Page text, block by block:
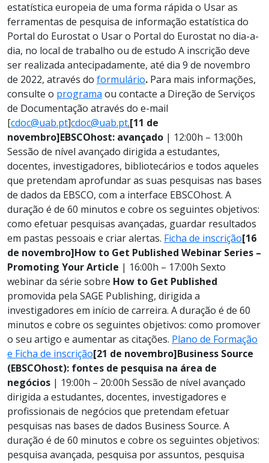
estatística europeia de uma forma rápida o Usar as
ferramentas de pesquisa de informação estatística do
Portal do Eurostat o Usar o Portal do Eurostat no dia-a-
dia, no local de trabalho ou de estudo A inscrição deve
ser realizada antecipadamente, até dia 9 de novembro
de 2022, através do formulário. Para mais informações,
consulte o programa ou contacte a Direção de Serviços
de Documentação através do e-mail
[cdoc@uab.pt]cdoc@uab.pt.[11 de
novembro]EBSCOhost: avançado | 12:00h – 13:00h
Sessão de nível avançado dirigida a estudantes,
docentes, investigadores, bibliotecários e todos aqueles
que pretendam aprofundar as suas pesquisas nas bases
de dados da EBSCO, com a interface EBSCOhost. A
duração é de 60 minutos e cobre os seguintes objetivos:
como efetuar pesquisas avançadas, guardar resultados
em pastas pessoais e criar alertas. Ficha de inscrição[16
de novembro]How to Get Published Webinar Series –
Promoting Your Article | 16:00h – 17:00h Sexto
webinar da série sobre How to Get Published
promovida pela SAGE Publishing, dirigida a
investigadores em início de carreira. A duração é de 60
minutos e cobre os seguintes objetivos: como promover
o seu artigo e aumentar as citações. Plano de Formação
e Ficha de inscrição[21 de novembro]Business Source
(EBSCOhost): fontes de pesquisa na área de
negócios | 19:00h – 20:00h Sessão de nível avançado
dirigida a estudantes, docentes, investigadores e
profissionais de negócios que pretendam efetuar
pesquisas nas bases de dados Business Source. A
duração é de 60 minutos e cobre os seguintes objetivos:
pesquisa avançada, pesquisa por assuntos, pesquisa